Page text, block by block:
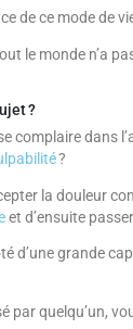
de ce mode de
le monde n’a
?
complaire dans
?
la douleur
et d’ensuite
d’une grande
par quelqu’un,